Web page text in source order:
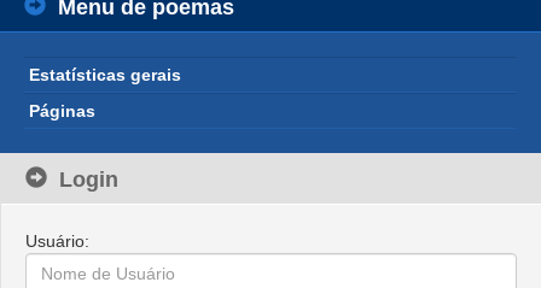
Menu de poemas
Estatísticas gerais
Páginas
Login
Usuário: